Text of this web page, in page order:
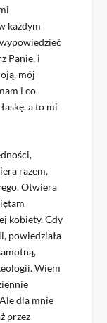
każdym
Panie, i
mój
i co
a to mi
razem,
Otwiera
kobiety. Gdy
powiedziała
Wiem
dla mnie
przez